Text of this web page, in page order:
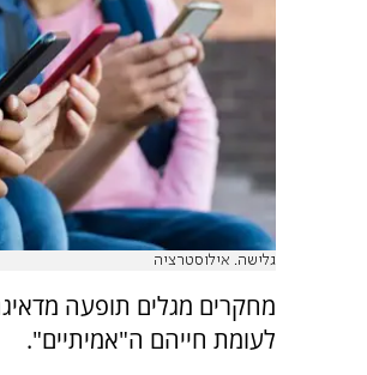
גלישה. אילוסטרציה
מחקרים מגלים תופעה
לעומת חייהם ה"אמיתיים".